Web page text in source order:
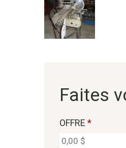
Faites
OFFRE *